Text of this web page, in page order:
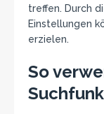
treffen. Durch
Einstellungen
erzielen.
So